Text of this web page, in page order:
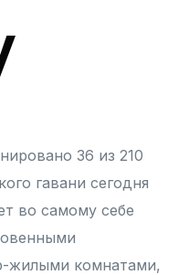
36 из 210
гавани сегодня
во самому себе
жилыми комнатами,